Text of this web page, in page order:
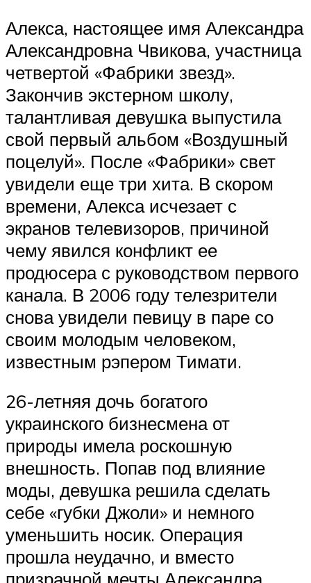
Алекса, настоящее имя Александра
Александровна Чвикова, участница
четвертой «Фабрики звезд».
Закончив экстерном школу,
талантливая девушка выпустила
свой первый альбом «Воздушный
поцелуй». После «Фабрики» свет
увидели еще три хита. В скором
времени, Алекса исчезает с
экранов телевизоров, причиной
чему явился конфликт ее
продюсера с руководством первого
канала. В 2006 году телезрители
снова увидели певицу в паре со
своим молодым человеком,
известным рэпером Тимати.
26-летняя дочь богатого
украинского бизнесмена от
природы имела роскошную
внешность. Попав под влияние
моды, девушка решила сделать
себе «губки Джоли» и немного
уменьшить носик. Операция
прошла неудачно, и вместо